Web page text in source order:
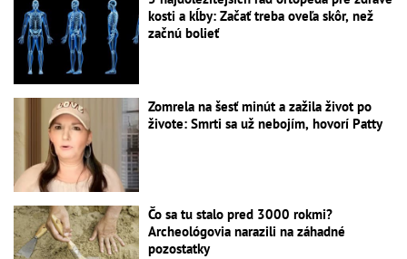
kosti a kĺby: Začať treba oveľa skôr, než
začnú bolieť
Zomrela na šesť minút a zažila život po
živote: Smrti sa už nebojím, hovorí Patty
Čo sa tu stalo pred 3000 rokmi?
Archeológovia narazili na záhadné
pozostatky